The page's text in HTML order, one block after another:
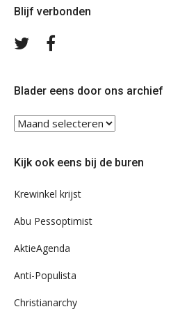
Blijf verbonden
Volg
Blader eens door ons archief
Blader
eens
ons
Kijk ook eens bij de buren
Krewinkel krijst
Abu Pessoptimist
AktieAgenda
Anti-Populista
Christianarchy